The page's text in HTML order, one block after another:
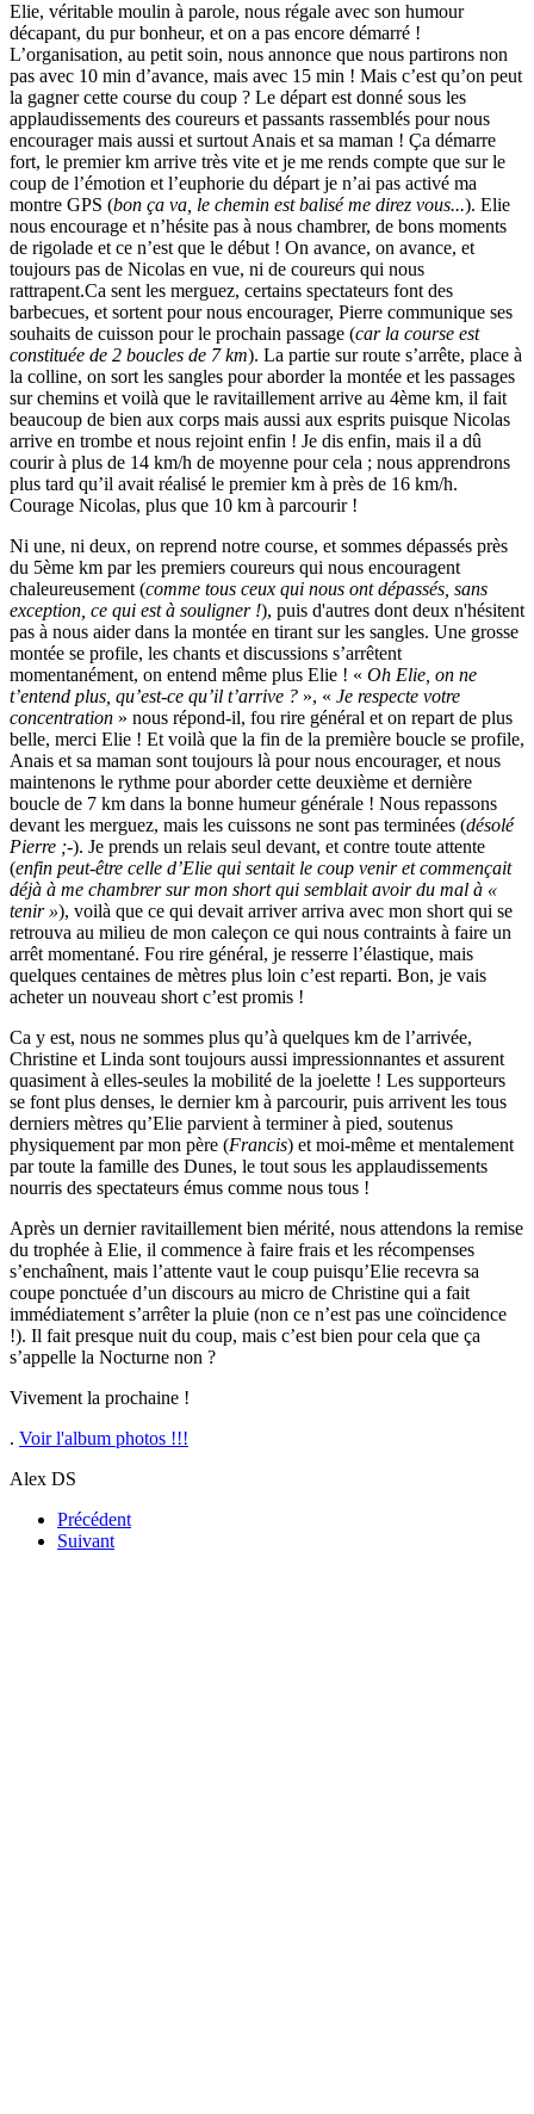
Elie, véritable moulin à parole, nous régale avec son humour
décapant, du pur bonheur, et on a pas encore démarré !
L’organisation, au petit soin, nous annonce que nous partirons non
pas avec 10 min d’avance, mais avec 15 min ! Mais c’est qu’on peut
la gagner cette course du coup ? Le départ est donné sous les
applaudissements des coureurs et passants rassemblés pour nous
encourager mais aussi et surtout Anais et sa maman ! Ça démarre
fort, le premier km arrive très vite et je me rends compte que sur le
coup de l’émotion et l’euphorie du départ je n’ai pas activé ma
montre GPS (bon ça va, le chemin est balisé me direz vous...). Elie
nous encourage et n’hésite pas à nous chambrer, de bons moments
de rigolade et ce n’est que le début ! On avance, on avance, et
toujours pas de Nicolas en vue, ni de coureurs qui nous
rattrapent.Ca sent les merguez, certains spectateurs font des
barbecues, et sortent pour nous encourager, Pierre communique ses
souhaits de cuisson pour le prochain passage (car la course est
constituée de 2 boucles de 7 km). La partie sur route s’arrête, place à
la colline, on sort les sangles pour aborder la montée et les passages
sur chemins et voilà que le ravitaillement arrive au 4ème km, il fait
beaucoup de bien aux corps mais aussi aux esprits puisque Nicolas
arrive en trombe et nous rejoint enfin ! Je dis enfin, mais il a dû
courir à plus de 14 km/h de moyenne pour cela ; nous apprendrons
plus tard qu’il avait réalisé le premier km à près de 16 km/h.
Courage Nicolas, plus que 10 km à parcourir !
Ni une, ni deux, on reprend notre course, et sommes dépassés près
du 5ème km par les premiers coureurs qui nous encouragent
chaleureusement (comme tous ceux qui nous ont dépassés, sans
exception, ce qui est à souligner !), puis d'autres dont deux n'hésitent
pas à nous aider dans la montée en tirant sur les sangles. Une grosse
montée se profile, les chants et discussions s’arrêtent
momentanément, on entend même plus Elie ! « Oh Elie, on ne
t’entend plus, qu’est-ce qu’il t’arrive ? », « Je respecte votre
concentration » nous répond-il, fou rire général et on repart de plus
belle, merci Elie ! Et voilà que la fin de la première boucle se profile,
Anais et sa maman sont toujours là pour nous encourager, et nous
maintenons le rythme pour aborder cette deuxième et dernière
boucle de 7 km dans la bonne humeur générale ! Nous repassons
devant les merguez, mais les cuissons ne sont pas terminées (désolé
Pierre ;-). Je prends un relais seul devant, et contre toute attente
(enfin peut-être celle d’Elie qui sentait le coup venir et commençait
déjà à me chambrer sur mon short qui semblait avoir du mal à «
tenir »), voilà que ce qui devait arriver arriva avec mon short qui se
retrouva au milieu de mon caleçon ce qui nous contraints à faire un
arrêt momentané. Fou rire général, je resserre l’élastique, mais
quelques centaines de mètres plus loin c’est reparti. Bon, je vais
acheter un nouveau short c’est promis !
Ca y est, nous ne sommes plus qu’à quelques km de l’arrivée,
Christine et Linda sont toujours aussi impressionnantes et assurent
quasiment à elles-seules la mobilité de la joelette ! Les supporteurs
se font plus denses, le dernier km à parcourir, puis arrivent les tous
derniers mètres qu’Elie parvient à terminer à pied, soutenus
physiquement par mon père (Francis) et moi-même et mentalement
par toute la famille des Dunes, le tout sous les applaudissements
nourris des spectateurs émus comme nous tous !
Après un dernier ravitaillement bien mérité, nous attendons la remise
du trophée à Elie, il commence à faire frais et les récompenses
s’enchaînent, mais l’attente vaut le coup puisqu’Elie recevra sa
coupe ponctuée d’un discours au micro de Christine qui a fait
immédiatement s’arrêter la pluie (non ce n’est pas une coïncidence
!). Il fait presque nuit du coup, mais c’est bien pour cela que ça
s’appelle la Nocturne non ?
Vivement la prochaine !
. Voir l'album photos !!!
Alex DS
Précédent
Suivant